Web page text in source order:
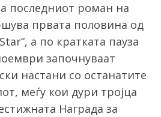
последниот роман на
првата половина од
а по кратката пауза
започнуваат
настани со останатите
меѓу кои дури тројца
Награда за